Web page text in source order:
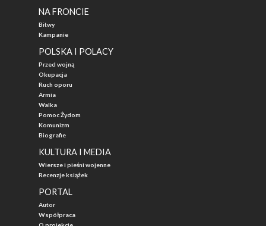
NA FRONCIE
Bitwy
Kampanie
POLSKA I POLACY
Przed wojną
Okupacja
Ruch oporu
Armia
Walka
Pomoc Żydom
Komunizm
Biografie
KULTURA I MEDIA
Wiersze i pieśni wojenne
Recenzje książek
PORTAL
Autor
Współpraca